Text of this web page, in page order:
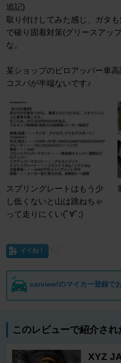
追記)
取り付けしてみた感じ、ガタ
で確り固着対策(グリースアッ
な。
某ショップのピロアッパー車高
コスパが半端ないです♪
スプリングレートはもう少
し低くないと山は跳ねちゃ
って走りにくい(ﾟ∀ﾟ;)
イイね！
carview!のマイカー登録で
このレビューで紹介され
XYZ